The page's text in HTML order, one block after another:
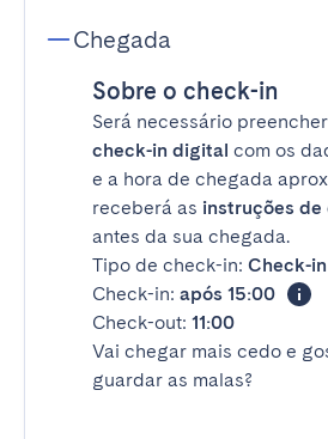
Chegada
Sobre o check-in
Será necessário
check-in digital com os
e a hora de chegada
receberá as instruções de
antes da sua chegada.
Tipo de check-in: Check-
Check-in: após 15:00
Check-out: 11:00
Vai chegar mais cedo e
guardar as malas?